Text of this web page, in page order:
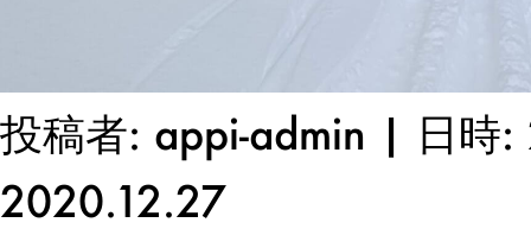
投稿者: appi-admin | 日時
2020.12.27